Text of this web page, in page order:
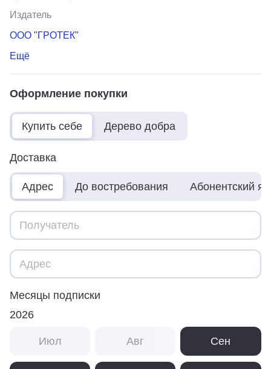
Издатель
ООО "ГРОТЕК"
Ещё
Оформление покупки
Купить себе Дерево добра
Доставка
Адрес До востребования Абонентский
Месяцы подписки
2026
Июл Авг Сен